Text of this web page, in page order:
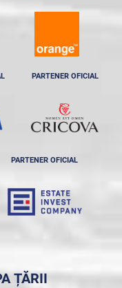
PARTENER OFICIAL
PARTENER OFICIAL
ȚĂRII